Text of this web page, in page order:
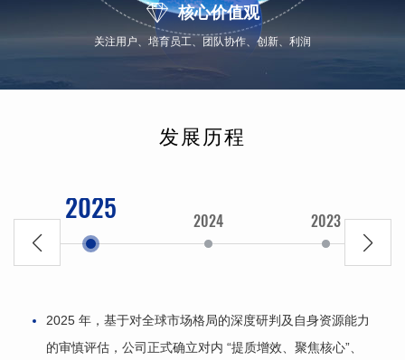
 核心价值观
关注用户、培育员工、团队协作、创新、利润
发展历程
2025 2024 2023
2025 年，基于对全球市场格局的深度研判及自身资源能力
的审慎评估，公司正式确立对内 “提质增效、聚焦核心”、